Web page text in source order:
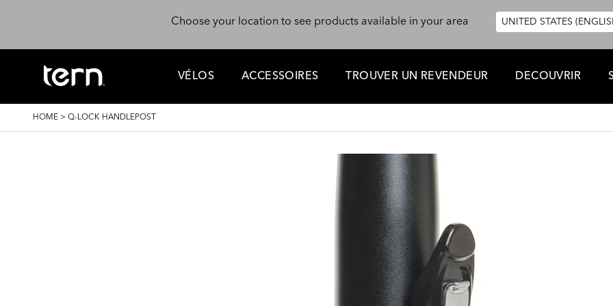
Choose your location to see products available in your area
UNITED STATES
VÉLOS ACCESSOIRES TROUVER UN REVENDEUR DECOUVRIR
BREADCRUMB
HOME > Q-LOCK HANDLEPOST